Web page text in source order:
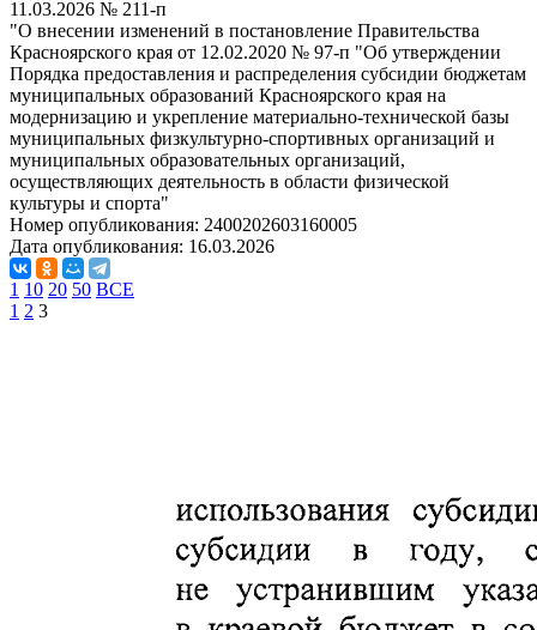
11.03.2026 № 211-п
"О внесении изменений в постановление Правительства
Красноярского края от 12.02.2020 № 97-п "Об утверждении
Порядка предоставления и распределения субсидии бюджетам
муниципальных образований Красноярского края на
модернизацию и укрепление материально-технической базы
муниципальных физкультурно-спортивных организаций и
муниципальных образовательных организаций,
осуществляющих деятельность в области физической
культуры и спорта"
Номер опубликования: 2400202603160005
Дата опубликования: 16.03.2026
1 10 20 50 ВСЕ
1 2 3